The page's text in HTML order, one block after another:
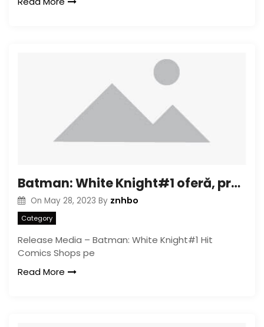
Batman: White Knight#1 oferă, precum și returnări cu a doua imprimare
On May 28, 2023 By znhbo
Category
Release Media – Batman: White Knight#1 Hit
Comics Shops pe
Read More